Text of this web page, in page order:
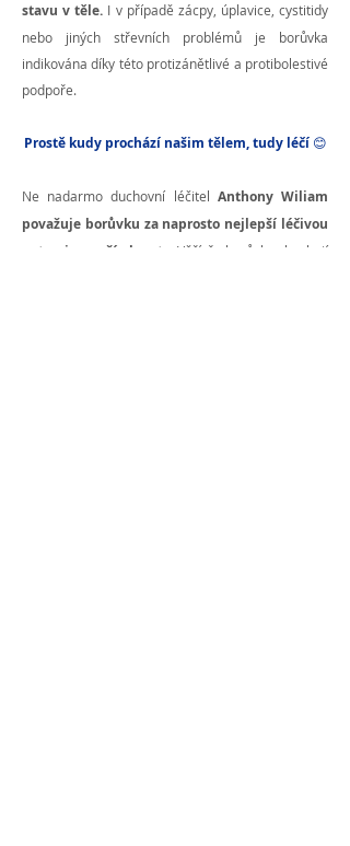
stavu v těle. I v případě zácpy, úplavice, cystitidy
nebo jiných střevních problémů je borůvka
indikována díky této protizánětlivé a protibolestivé
podpoře.
Prostě kudy prochází našim tělem, tudy léčí 😊
Ne nadarmo duchovní léčitel Anthony Wiliam
považuje borůvku za naprosto nejlepší léčivou
potravinu naší planety.
Věří, že borůvky obsahují